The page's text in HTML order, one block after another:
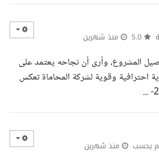
منذ شهرين
المشروع، وأرى أن نجاحه يعتمد على
1- بناء هوية احترافية وقوية لشركة المحاماة تعكس
يحسب منذ شهرين